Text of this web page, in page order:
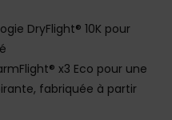
DryFlight® 10K pour
x3 Eco pour une
fabriquée à partir